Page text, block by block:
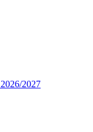
2027